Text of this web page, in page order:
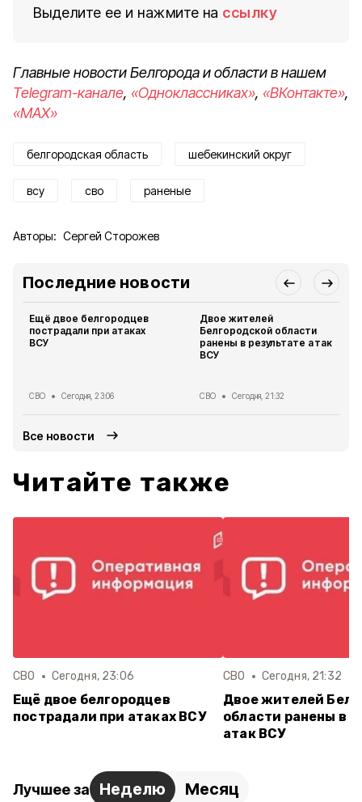
Выделите ее и нажмите на ссылку
Главные новости Белгорода и области в нашем
Telegram-канале, «Одноклассниках», «ВКонтакте»,
«MAX»
белгородская область шебекинский округ
всу сво раненые
Авторы: Сергей Сторожев
Последние новости
Ещё двое белгородцев
пострадали при атаках
ВСУ
СВО Сегодня, 23:06
Двое жителей
Белгородской области
ранены в результате атак
ВСУ
СВО Сегодня, 21:32
Все новости
Читайте также
СВО Сегодня, 23:06
Ещё двое белгородцев
пострадали при атаках ВСУ
СВО Сегодня, 21:32
Двое жителей
области ранены в
атак ВСУ
Лучшее за Неделю Месяц